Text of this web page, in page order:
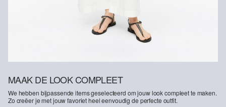
MAAK DE LOOK COMPLEET
We hebben bijpassende items geselecteerd om jouw look compleet te maken.
Zo creëer je met jouw favoriet heel eenvoudig de perfecte outfit.